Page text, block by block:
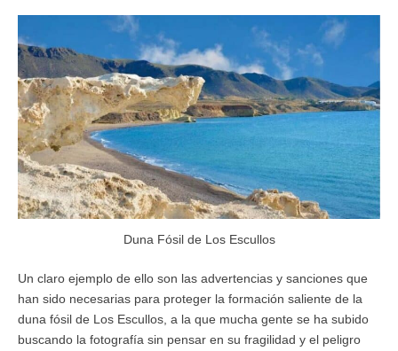
Duna Fósil de Los Escullos
Un claro ejemplo de ello son las advertencias y sanciones que
han sido necesarias para proteger la formación saliente de la
duna fósil de Los Escullos, a la que mucha gente se ha subido
buscando la fotografía sin pensar en su fragilidad y el peligro